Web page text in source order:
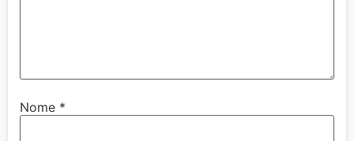
Nome *